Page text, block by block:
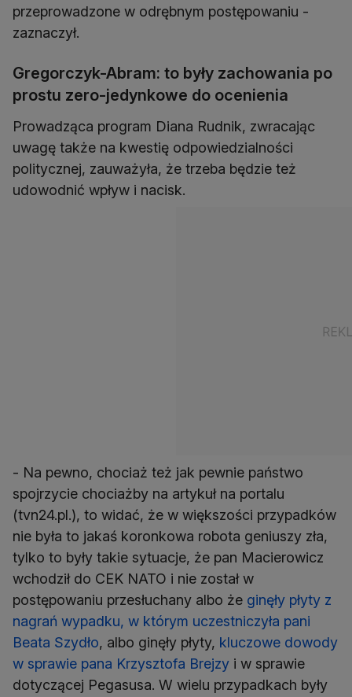
przeprowadzone w odrębnym postępowaniu -
zaznaczył.
Gregorczyk-Abram: to były zachowania po
prostu zero-jedynkowe do ocenienia
Prowadząca program Diana Rudnik, zwracając
uwagę także na kwestię odpowiedzialności
politycznej, zauważyła, że trzeba będzie też
udowodnić wpływ i nacisk.
- Na pewno, chociaż też jak pewnie państwo
spojrzycie chociażby na artykuł na portalu
(tvn24.pl.), to widać, że w większości przypadków
nie była to jakaś koronkowa robota geniuszy zła,
tylko to były takie sytuacje, że pan Macierowicz
wchodził do CEK NATO i nie został w
postępowaniu przesłuchany albo że ginęły płyty z
nagrań wypadku, w którym uczestniczyła pani
Beata Szydło, albo ginęły płyty, kluczowe dowody
w sprawie pana Krzysztofa Brejzy i w sprawie
dotyczącej Pegasusa. W wielu przypadkach były